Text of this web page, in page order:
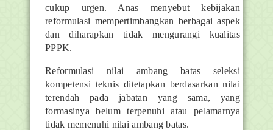
cukup urgen. Anas menyebut kebijakan
reformulasi mempertimbangkan berbagai aspek
dan diharapkan tidak mengurangi kualitas
PPPK.
Reformulasi nilai ambang batas seleksi
kompetensi teknis ditetapkan berdasarkan nilai
terendah pada jabatan yang sama, yang
formasinya belum terpenuhi atau pelamarnya
tidak memenuhi nilai ambang batas.